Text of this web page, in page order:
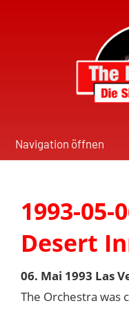
Navigation öffnen
1993-05-
Desert
06. Mai 1993 Las
The Orchestra was